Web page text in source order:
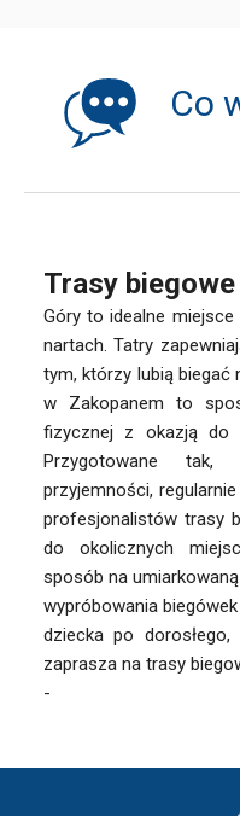
Co
Trasy
Góry to idealne
nartach. Tatry
tym, którzy lubią biegać
w Zakopanem to
fizycznej z okazją do
Przygotowane tak,
przyjemności,
profesjonalistów trasy
do okolicznych
sposób na
wypróbowania
dziecka po
zaprasza na trasy
-